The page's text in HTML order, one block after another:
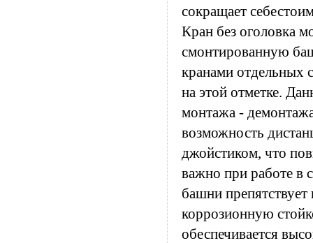
сокращает
Кран без оголовка
смонтированную
кранами отдельных
на этой отметке.
монтажа -
возможность
джойстиком, что
важно при работе в
башни
коррозионную
обеспечивается